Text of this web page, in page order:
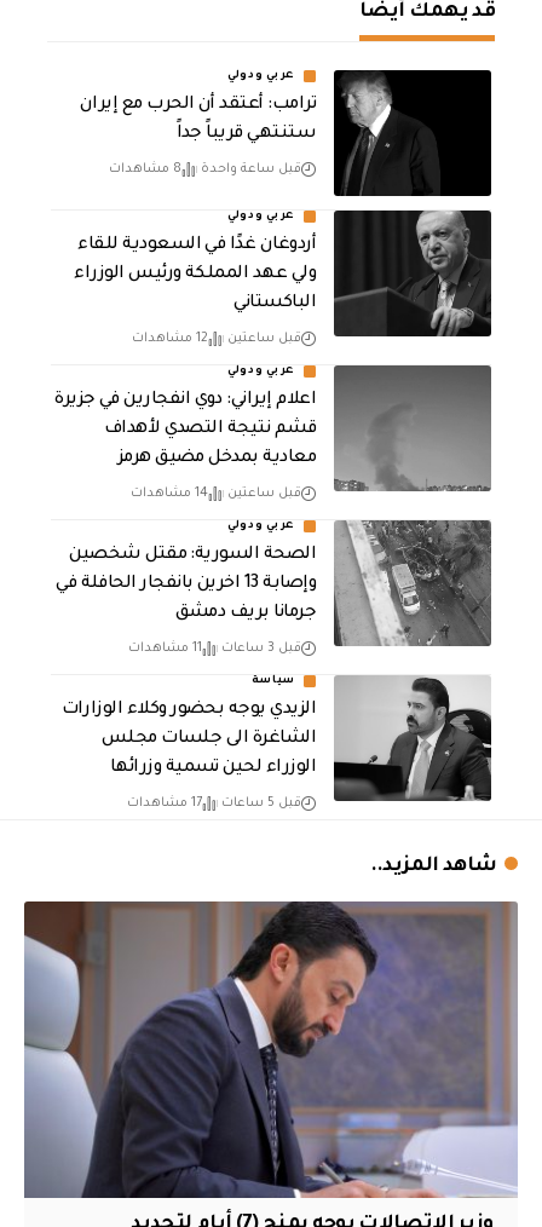
قد يهمك أيضا
عربي ودولي
‏ترامب: أعتقد أن الحرب مع إيران
ستنتهي قريباً جداً
قبل ساعة واحدة 8 مشاهدات
عربي ودولي
أردوغان غدًا في السعودية للقاء
ولي عهد المملكة ورئيس الوزراء
الباكستاني
قبل ساعتين 12 مشاهدات
عربي ودولي
اعلام إيراني: دوي انفجارين في جزيرة
قشم نتيجة التصدي لأهداف
معادية بمدخل مضيق هرمز
قبل ساعتين 14 مشاهدات
عربي ودولي
الصحة السورية: مقتل شخصين
وإصابة 13 اخرين بانفجار الحافلة في
جرمانا بريف دمشق
قبل 3 ساعات 11 مشاهدات
سياسة
الزيدي يوجه بحضور وكلاء الوزارات
الشاغرة الى جلسات مجلس
الوزراء لحين تسمية وزرائها
قبل 5 ساعات 17 مشاهدات
شاهد المزيد..